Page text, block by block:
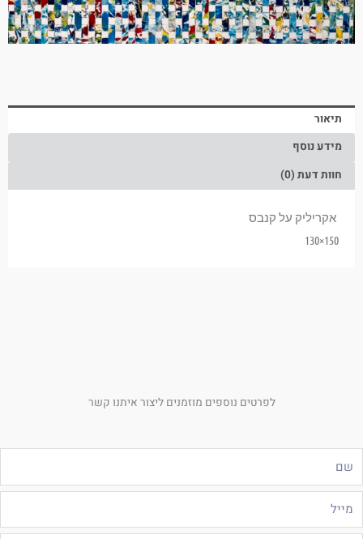
תיאור
מידע נוסף
חוות דעת (0)
אקריליק על קנבס
150×130
לפרטים נוספים מוזמנים ליצור איתנו קשר